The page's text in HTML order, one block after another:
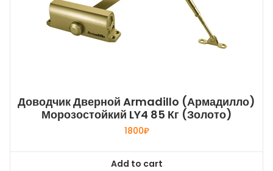
Доводчик Дверной Armadillo (Армадилло)
Морозостойкий LY4 85 Кг (золото)
1800₽
Add to cart